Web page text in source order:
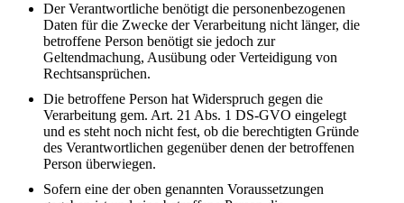
Der Verantwortliche benötigt die personenbezogenen
Daten für die Zwecke der Verarbeitung nicht länger, die
betroffene Person benötigt sie jedoch zur
Geltendmachung, Ausübung oder Verteidigung von
Rechtsansprüchen.
Die betroffene Person hat Widerspruch gegen die
Verarbeitung gem. Art. 21 Abs. 1 DS-GVO eingelegt
und es steht noch nicht fest, ob die berechtigten Gründe
des Verantwortlichen gegenüber denen der betroffenen
Person überwiegen.
Sofern eine der oben genannten Voraussetzungen